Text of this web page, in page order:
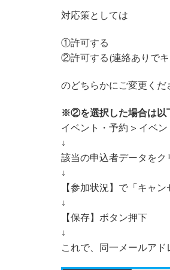
対応策としては
①許可する
②許可する(連絡ありで
のどちらかにご変更くだ
※②を選択した場合は以
イベント・予約 > イベ
↓
該当の申込者データをク
↓
【参加状況】で「キャ
↓
【保存】ボタン押下
↓
これで、同一メールアド